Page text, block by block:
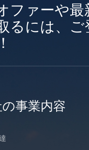
ファーや最
るには、ご
事業内容